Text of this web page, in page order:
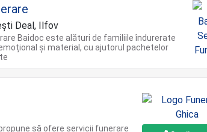
Deal, Ilfov
Baidoc este alături de familiile îndurerate
și material, cu ajutorul pachetelor
să ofere servicii funerare